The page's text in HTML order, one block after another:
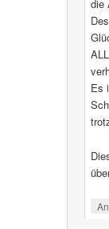
die
Es